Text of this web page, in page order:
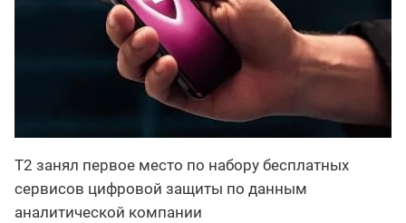
Т2 занял первое место по набору бесплатных
сервисов цифровой защиты по данным
аналитической компании